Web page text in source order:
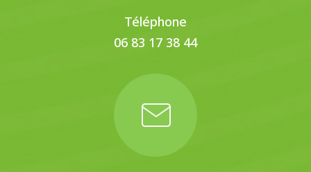
Téléphone
06 83 17 38 44